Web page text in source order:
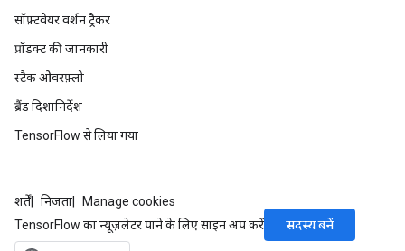
सॉफ़्टवेयर वर्शन ट्रैकर
प्रॉडक्ट की जानकारी
स्टैक ओवरफ़्लो
ब्रैंड दिशानिर्देश
TensorFlow से लिया गया
शर्तें निजता
Manage cookies
TensorFlow का न्यूज़लेटर पाने के लिए साइन अप करें
सदस्य बनें